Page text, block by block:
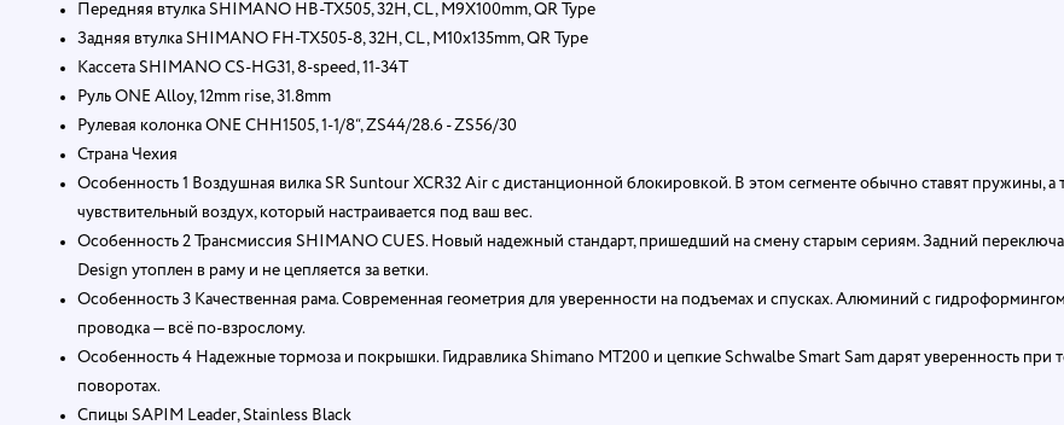
Передняя втулка SHIMANO HB-TX505, 32H, CL, M9X100mm, QR Type
Задняя втулка SHIMANO FH-TX505-8, 32H, CL, M10x135mm, QR Type
Кассета SHIMANO CS-HG31, 8-speed, 11-34T
Руль ONE Alloy, 12mm rise, 31.8mm
Рулевая колонка ONE CHH1505, 1-1/8“, ZS44/28.6 - ZS56/30
Страна Чехия
Особенность 1 Воздушная вилка SR Suntour XCR32 Air с дистанционной блокировкой. В этом сегменте обычно ставят пружины, а
чувствительный воздух, который настраивается под ваш вес.
Особенность 2 Трансмиссия SHIMANO CUES. Новый надежный стандарт, пришедший на смену старым сериям. Задний
Design утоплен в раму и не цепляется за ветки.
Особенность 3 Качественная рама. Современная геометрия для уверенности на подъемах и спусках. Алюминий с
проводка — всё по-взрослому.
Особенность 4 Надежные тормоза и покрышки. Гидравлика Shimano MT200 и цепкие Schwalbe Smart Sam дарят уверенность при
поворотах.
Спицы SAPIM Leader, Stainless Black